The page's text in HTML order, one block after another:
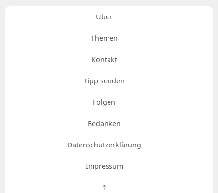
Über
Themen
Kontakt
Tipp senden
Folgen
Bedanken
Datenschutzerklärung
Impressum
⇡